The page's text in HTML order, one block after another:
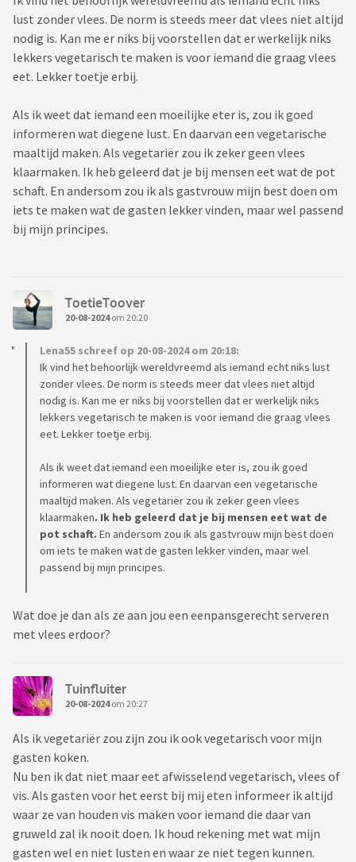
lust zonder vlees. De norm is steeds meer dat vlees niet altijd
nodig is. Kan me er niks bij voorstellen dat er werkelijk niks
lekkers vegetarisch te maken is voor iemand die graag vlees
eet. Lekker toetje erbij.
Als ik weet dat iemand een moeilijke eter is, zou ik goed
informeren wat diegene lust. En daarvan een vegetarische
maaltijd maken. Als vegetariër zou ik zeker geen vlees
klaarmaken. Ik heb geleerd dat je bij mensen eet wat de pot
schaft. En andersom zou ik als gastvrouw mijn best doen om
iets te maken wat de gasten lekker vinden, maar wel passend
bij mijn principes.
ToetieToover
20-08-2024om 20:20
Lena55 schreef op 20-08-2024 om 20:18:
Ik vind het behoorlijk wereldvreemd als iemand echt niks lust
zonder vlees. De norm is steeds meer dat vlees niet altijd
nodig is. Kan me er niks bij voorstellen dat er werkelijk niks
lekkers vegetarisch te maken is voor iemand die graag vlees
eet. Lekker toetje erbij.
Als ik weet dat iemand een moeilijke eter is, zou ik goed
informeren wat diegene lust. En daarvan een vegetarische
maaltijd maken. Als vegetariër zou ik zeker geen vlees
klaarmaken. Ik heb geleerd dat je bij mensen eet wat de
pot schaft. En andersom zou ik als gastvrouw mijn best doen
om iets te maken wat de gasten lekker vinden, maar wel
passend bij mijn principes.
Wat doe je dan als ze aan jou een eenpansgerecht serveren
met vlees erdoor?
Tuinfluiter
20-08-2024om 20:27
Als ik vegetariër zou zijn zou ik ook vegetarisch voor mijn
gasten koken.
Nu ben ik dat niet maar eet afwisselend vegetarisch, vlees of
vis. Als gasten voor het eerst bij mij eten informeer ik altijd
waar ze van houden vis maken voor iemand die daar van
gruweld zal ik nooit doen. Ik houd rekening met wat mijn
gasten wel en niet lusten en waar ze niet tegen kunnen.